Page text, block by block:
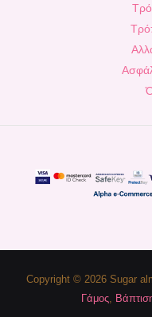
Copyright © 2026 Sugar
Γάμος,